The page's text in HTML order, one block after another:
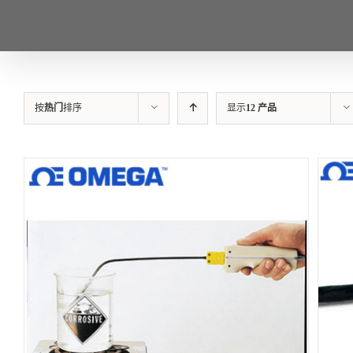
按热门排序 显示12 产品